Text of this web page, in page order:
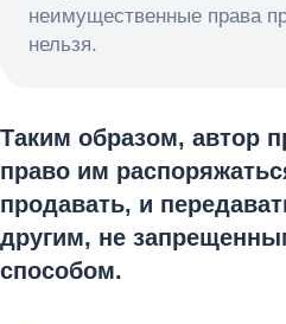
неимущественные права
нельзя.
Таким образом, автор
право им
продавать, и
другим, не
способом.